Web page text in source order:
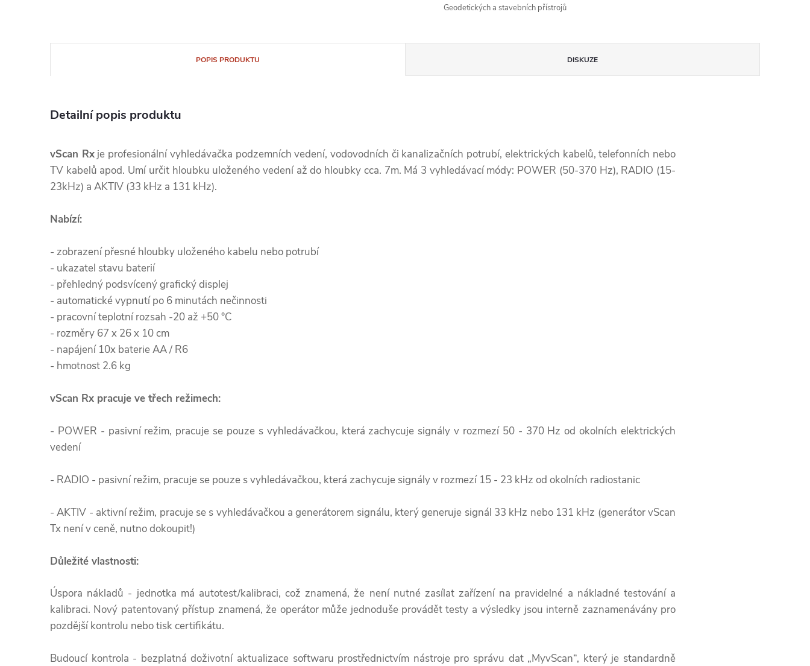
Geodetických a stavebních přístrojů
POPIS PRODUKTU DISKUZE
Detailní popis produktu
vScan Rxje profesionální vyhledávačka podzemních vedení, vodovodních či kanalizačních potrubí, elektrických kabelů, telefonních nebo
TV kabelů apod. Umí určit hloubku uloženého vedení až do hloubky cca. 7m. Má 3 vyhledávací módy: POWER (50-370 Hz), RADIO (15-
23kHz) a AKTIV (33 kHz a 131 kHz).
Nabízí:
- zobrazení přesné hloubky uloženého kabelu nebo potrubí
- ukazatel stavu baterií
- přehledný podsvícený grafický displej
- automatické vypnutí po 6 minutách nečinnosti
- pracovní teplotní rozsah -20 až +50 °C
- rozměry 67 x 26 x 10 cm
- napájení 10x baterie AA / R6
- hmotnost 2.6 kg
vScan Rx pracuje ve třech režimech:
- POWER - pasivní režim, pracuje se pouze s vyhledávačkou, která zachycuje signály v rozmezí 50 - 370 Hz od okolních elektrických
vedení
- RADIO - pasivní režim, pracuje se pouze s vyhledávačkou, která zachycuje signály v rozmezí 15 - 23 kHz od okolních radiostanic
- AKTIV - aktivní režim, pracuje se s vyhledávačkou a generátorem signálu, který generuje signál 33 kHz nebo 131 kHz (generátor vScan
Tx není v ceně, nutno dokoupit!)
Důležité vlastnosti:
Úspora nákladů - jednotka má autotest/kalibraci, což znamená, že není nutné zasílat zařízení na pravidelné a nákladné testování a
kalibraci. Nový patentovaný přístup znamená, že operátor může jednoduše provádět testy a výsledky jsou interně zaznamenávány pro
pozdější kontrolu nebo tisk certifikátu.
Budoucí kontrola - bezplatná doživotní aktualizace softwaru prostřednictvím nástroje pro správu dat „MyvScan“, který je standardně